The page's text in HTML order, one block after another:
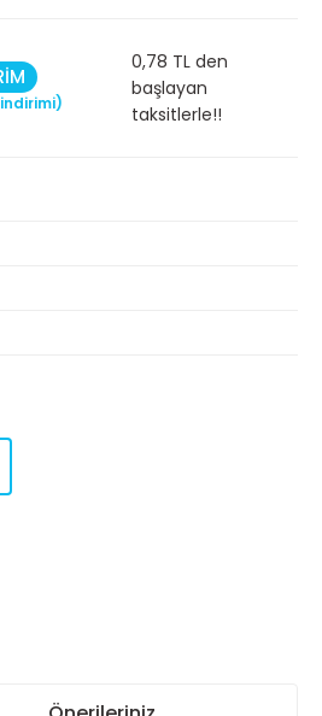
0,78 TL den
başlayan
taksitlerle!!